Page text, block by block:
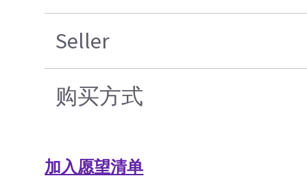
Seller
购买方式
加入愿望清单